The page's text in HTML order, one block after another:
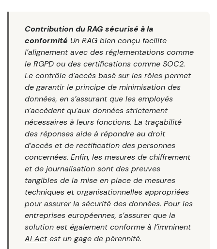
Contribution du RAG sécurisé à la
conformité Un RAG bien conçu facilite
l’alignement avec des réglementations comme
le RGPD ou des certifications comme SOC2.
Le contrôle d’accès basé sur les rôles permet
de garantir le principe de minimisation des
données, en s’assurant que les employés
n’accèdent qu’aux données strictement
nécessaires à leurs fonctions. La traçabilité
des réponses aide à répondre au droit
d’accès et de rectification des personnes
concernées. Enfin, les mesures de chiffrement
et de journalisation sont des preuves
tangibles de la mise en place de mesures
techniques et organisationnelles appropriées
pour assurer la sécurité des données. Pour les
entreprises européennes, s’assurer que la
solution est également conforme à l’imminent
AI Actest un gage de pérennité.